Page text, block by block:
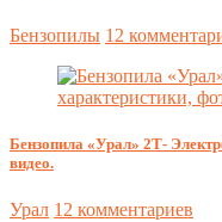
Бензопилы 12
Бензопила «Урал» 2Т-
видео.
Урал 12 комментариев